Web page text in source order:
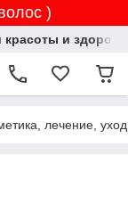
)
и
лечение, уход